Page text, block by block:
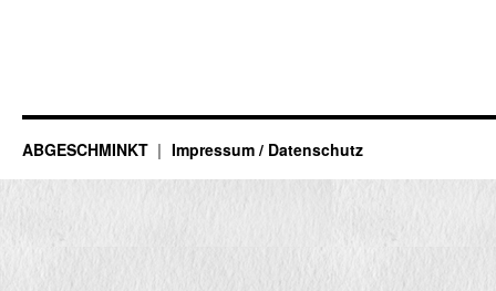
ABGESCHMINKT Impressum / Datenschutz